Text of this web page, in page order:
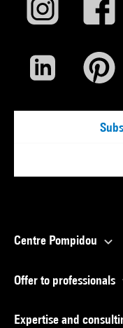
Centre Pompidou
Offer to professionals
Expertise and